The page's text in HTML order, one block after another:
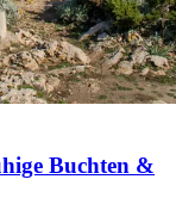
Buchten &